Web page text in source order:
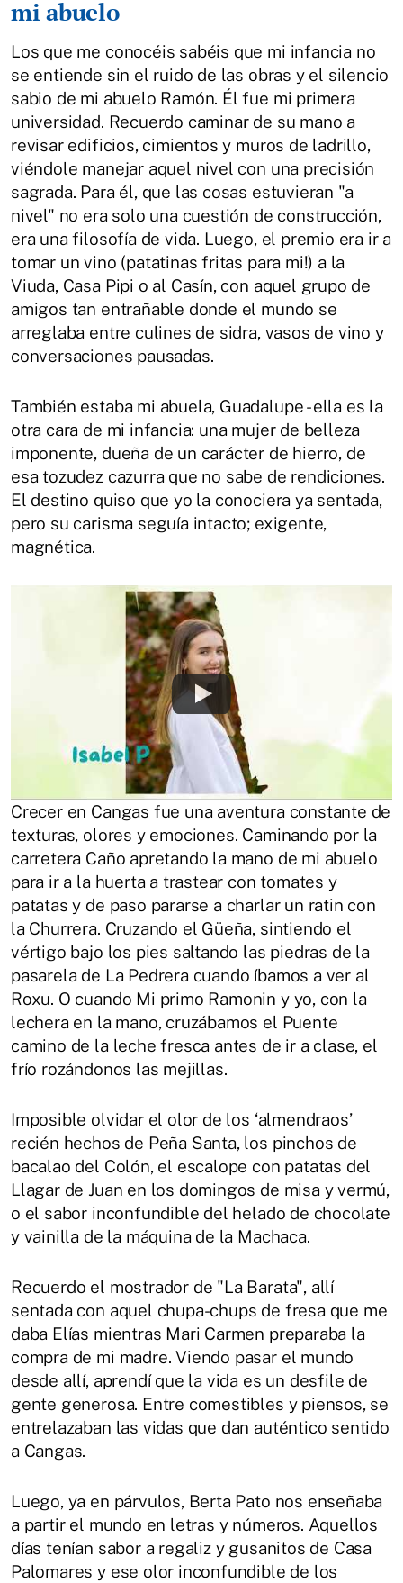
mi abuelo
Los que me conocéis sabéis que mi infancia no
se entiende sin el ruido de las obras y el silencio
sabio de mi abuelo Ramón. Él fue mi primera
universidad. Recuerdo caminar de su mano a
revisar edificios, cimientos y muros de ladrillo,
viéndole manejar aquel nivel con una precisión
sagrada. Para él, que las cosas estuvieran "a
nivel" no era solo una cuestión de construcción,
era una filosofía de vida. Luego, el premio era ir a
tomar un vino (patatinas fritas para mi!) a la
Viuda, Casa Pipi o al Casín, con aquel grupo de
amigos tan entrañable donde el mundo se
arreglaba entre culines de sidra, vasos de vino y
conversaciones pausadas.
También estaba mi abuela, Guadalupe - ella es la
otra cara de mi infancia: una mujer de belleza
imponente, dueña de un carácter de hierro, de
esa tozudez cazurra que no sabe de rendiciones.
El destino quiso que yo la conociera ya sentada,
pero su carisma seguía intacto; exigente,
magnética.
Crecer en Cangas fue una aventura constante de
texturas, olores y emociones. Caminando por la
carretera Caño apretando la mano de mi abuelo
para ir a la huerta a trastear con tomates y
patatas y de paso pararse a charlar un ratin con
la Churrera. Cruzando el Güeña, sintiendo el
vértigo bajo los pies saltando las piedras de la
pasarela de La Pedrera cuando íbamos a ver al
Roxu. O cuando Mi primo Ramonin y yo, con la
lechera en la mano, cruzábamos el Puente
camino de la leche fresca antes de ir a clase, el
frío rozándonos las mejillas.
Imposible olvidar el olor de los ‘almendraos’
recién hechos de Peña Santa, los pinchos de
bacalao del Colón, el escalope con patatas del
Llagar de Juan en los domingos de misa y vermú,
o el sabor inconfundible del helado de chocolate
y vainilla de la máquina de la Machaca.
Recuerdo el mostrador de "La Barata", allí
sentada con aquel chupa-chups de fresa que me
daba Elías mientras Mari Carmen preparaba la
compra de mi madre. Viendo pasar el mundo
desde allí, aprendí que la vida es un desfile de
gente generosa. Entre comestibles y piensos, se
entrelazaban las vidas que dan auténtico sentido
a Cangas.
Luego, ya en párvulos, Berta Pato nos enseñaba
a partir el mundo en letras y números. Aquellos
días tenían sabor a regaliz y gusanitos de Casa
Palomares y ese olor inconfundible de los